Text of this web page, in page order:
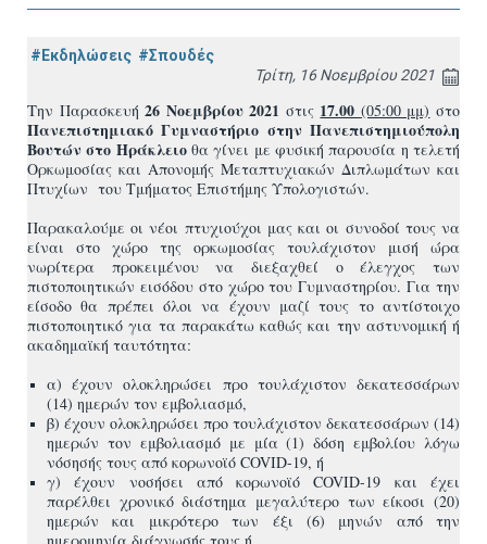
#Εκδηλώσεις #Σπουδές
Τρίτη, 16 Νοεμβρίου 2021
Την Παρασκευή 26 Νοεμβρίου 2021 στις 17.00 (05:00 μμ) στο
Πανεπιστημιακό Γυμναστήριο στην Πανεπιστημιούπολη
Βουτών στο Ηράκλειοθα γίνει με φυσική παρουσία η τελετή
Ορκωμοσίας και Απονομής Μεταπτυχιακών Διπλωμάτων και
Πτυχίων του Τμήματος Επιστήμης Υπολογιστών.
Παρακαλούμε οι νέοι πτυχιούχοι μας και οι συνοδοί τους να
είναι στο χώρο της ορκωμοσίας τουλάχιστον μισή ώρα
νωρίτερα προκειμένου να διεξαχθεί ο έλεγχος των
πιστοποιητικών εισόδου στο χώρο του Γυμναστηρίου. Για την
είσοδο θα πρέπει όλοι να έχουν μαζί τους το αντίστοιχο
πιστοποιητικό για τα παρακάτω καθώς και την αστυνομική ή
ακαδημαϊκή ταυτότητα:
α) έχουν ολοκληρώσει προ τουλάχιστον δεκατεσσάρων
(14) ημερών τον εμβολιασμό,
β) έχουν ολοκληρώσει προ τουλάχιστον δεκατεσσάρων (14)
ημερών τον εμβολιασμό με μία (1) δόση εμβολίου λόγω
νόσησής τους από κορωνοϊό COVID-19, ή
γ) έχουν νοσήσει από κορωνοϊό COVID-19 και έχει
παρέλθει χρονικό διάστημα μεγαλύτερο των είκοσι (20)
ημερών και μικρότερο των έξι (6) μηνών από την